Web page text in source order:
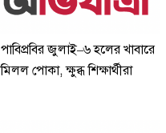
পাবিপ্রবির জুলাই–৬ হলের খাবারে
মিলল পোকা, ক্ষুব্ধ শিক্ষার্থীরা